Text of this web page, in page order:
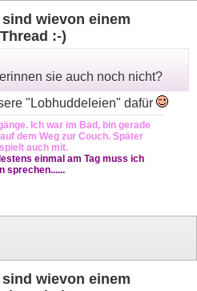
wievon einem
:-)
sie auch noch nicht?
"Lobhuddeleien" dafür
Ich war im Bad, bin gerade
dem Weg zur Couch. Später
auch mit.
einmal am Tag muss ich
sprechen......
wievon einem